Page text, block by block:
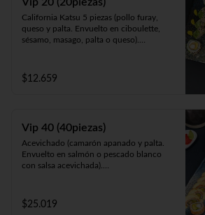
pollo y Frito en panko acompañado de
salsa teriyaki).
California Katsu 5 piezas (pollo furay,
queso y palta. Envuelto en ciboulette,
sésamo, masago, palta o queso).
palta).
Panko Ebi 10 piezas (camarón, queso y
$12.659
Vip 40 (40piezas)
Acevichado (camarón apanado y palta.
Envuelto en salmón o pescado blanco
con salsa acevichada).
almendras y nueces).
Panko Ebi (camarón ecuatoriano, queso y
$25.019